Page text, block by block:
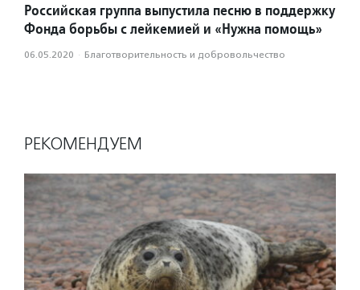
Российская группа выпустила песню в поддержку
Фонда борьбы с лейкемией и «Нужна помощь»
06.05.2020 · Благотвори­тель­ность и доброволь­чест­во
РЕКОМЕНДУЕМ